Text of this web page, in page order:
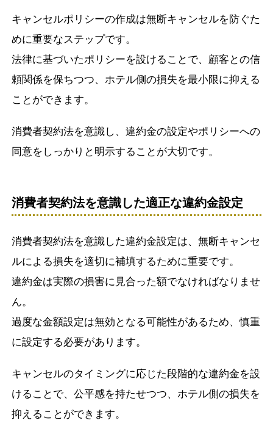
キャンセルポリシーの作成は無断キャンセルを防ぐた
めに重要なステップです。
法律に基づいたポリシーを設けることで、顧客との信
頼関係を保ちつつ、ホテル側の損失を最小限に抑える
ことができます。
消費者契約法を意識し、違約金の設定やポリシーへの
同意をしっかりと明示することが大切です。
消費者契約法を意識した適正な違約金設定
消費者契約法を意識した違約金設定は、無断キャンセ
ルによる損失を適切に補填するために重要です。
違約金は実際の損害に見合った額でなければなりませ
ん。
過度な金額設定は無効となる可能性があるため、慎重
に設定する必要があります。
キャンセルのタイミングに応じた段階的な違約金を設
けることで、公平感を持たせつつ、ホテル側の損失を
抑えることができます。